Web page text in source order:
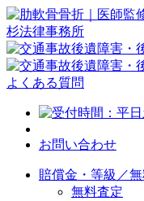
よくある質問
お問い合わせ
賠償金・等級／
無料査定